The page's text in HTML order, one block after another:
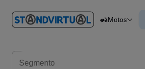
em
Carros Carros
Motos